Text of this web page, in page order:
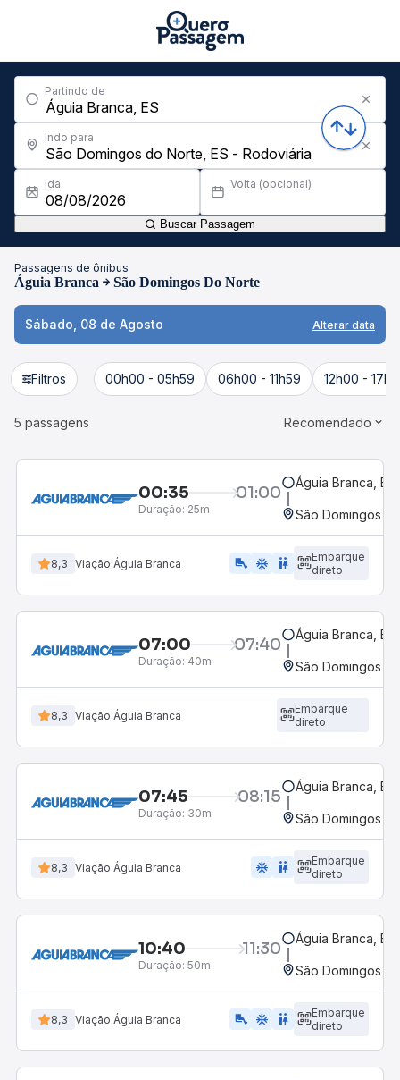
Partindo de
Indo para
Ida Volta (opcional)
Buscar Passagem
Passagens de ônibus
Águia Branca São Domingos Do Norte
Sábado, 08 de Agosto Alterar data
Filtros 00h00 - 05h59 06h00 - 11h59 12h00 -
5 passagens Recomendado
00:35 01:00
Duração: 25m
Águia Branca, ES
São Domingos
8,3 Viação Águia Branca airline_seat_legroom_extra ac_unit WC
Embarque
direto
07:00 07:40
Duração: 40m
Águia Branca, ES
São Domingos
8,3 Viação Águia Branca
Embarque
direto
07:45 08:15
Duração: 30m
Águia Branca, ES
São Domingos
8,3 Viação Águia Branca ac_unit wc
Embarque
direto
10:40 11:30
Duração: 50m
Águia Branca, ES
São Domingos
8,3 Viação Águia Branca airline_seat_legroom_extra ac_unit WC
Embarque
direto